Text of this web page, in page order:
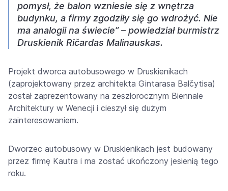
pomysł, że balon wzniesie się z wnętrza
budynku, a firmy zgodziły się go wdrożyć. Nie
ma analogii na świecie” – powiedział burmistrz
Druskienik Ričardas Malinauskas.
Projekt dworca autobusowego w Druskienikach
(zaprojektowany przez architekta Gintarasa Balčytisa)
został zaprezentowany na zeszłorocznym Biennale
Architektury w Wenecji i cieszył się dużym
zainteresowaniem.
Dworzec autobusowy w Druskienikach jest budowany
przez firmę Kautra i ma zostać ukończony jesienią tego
roku.